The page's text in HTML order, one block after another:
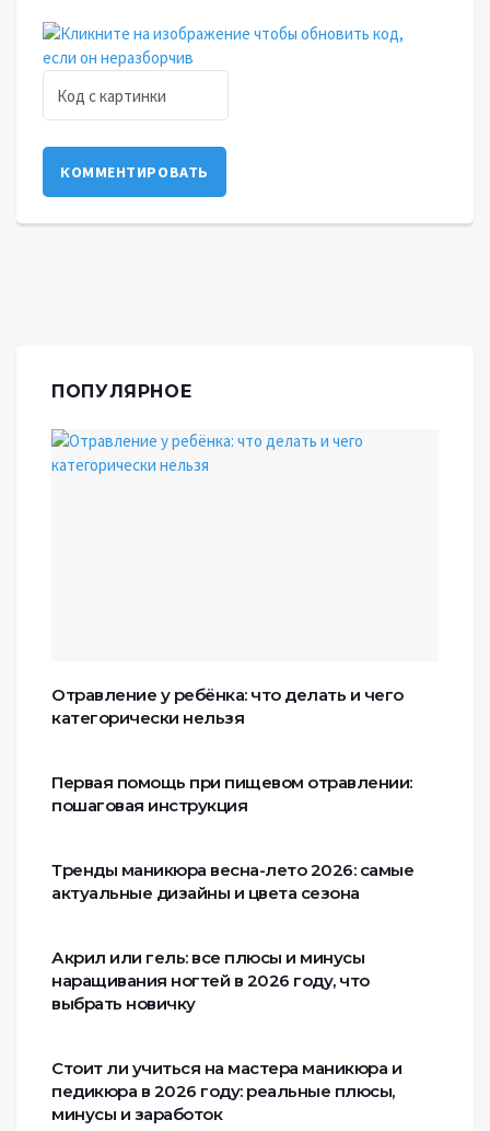
КОММЕНТИРОВАТЬ
ПОПУЛЯРНОЕ
Отравление у ребёнка: что делать и чего
категорически нельзя
Первая помощь при пищевом отравлении:
пошаговая инструкция
Тренды маникюра весна-лето 2026: самые
актуальные дизайны и цвета сезона
Акрил или гель: все плюсы и минусы
наращивания ногтей в 2026 году, что
выбрать новичку
Стоит ли учиться на мастера маникюра и
педикюра в 2026 году: реальные плюсы,
минусы и заработок